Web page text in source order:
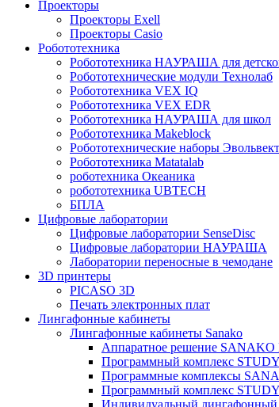
Проекторы
Проекторы Exell
Проекторы Casio
Робототехника
Робототехника НАУРАША для
Робототехнические модули Технолаб
Робототехника VEX IQ
Робототехника VEX EDR
Робототехника НАУРАША для школ
Робототехника Makeblock
Робототехнические наборы
Робототехника Matatalab
роботехника Океаника
робототехника UBTECH
БПЛА
Цифровые лаборатории
Цифровые лаборатории SenseDisc
Цифровые лаборатории НАУРАША
Лаборатории переносные в чемодане
3D принтеры
PICASO 3D
Печать электронных плат
Лингафонные кабинеты
Лингафонные кабинеты Sanako
Аппаратное решение
Программный комплекс
Программные комплексы
Программный комплекс
Индивидуальный